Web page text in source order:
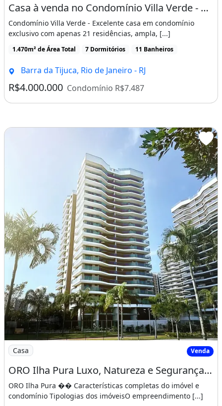
Casa à venda no Condomínio Villa Verde - Barra da Tijuca, Com 06 Suítes, 806m²
Condomínio Villa Verde - Excelente casa em condomínio
exclusivo com apenas 21 residências, ampla, [...]
1.470m² de Área Total 7 Dormitórios 11 Banheiros
Barra da Tijuca, Rio de Janeiro - RJ
R$4.000.000 Condomínio R$7.487
Imagem: ORO Ilha Pura Luxo, Natureza e Segurança
Casa Venda
ORO Ilha Pura Luxo, Natureza e Segurança em um Bairro Planejado na Barra Olímpica
ORO Ilha Pura �� Características completas do imóvel e
condomínio Tipologias dos imóveisO empreendimento [...]